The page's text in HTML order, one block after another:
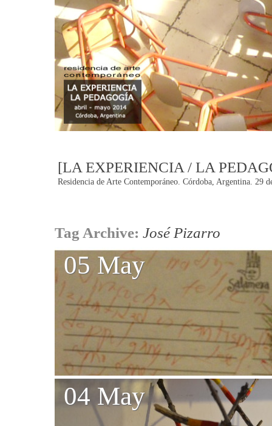
[LA EXPERIENCIA / LA
Residencia de Arte Contemporáneo. Córdoba, Argentina. 29
Post
navigation
Tag Archive: José Pizarro
05 May
04 May